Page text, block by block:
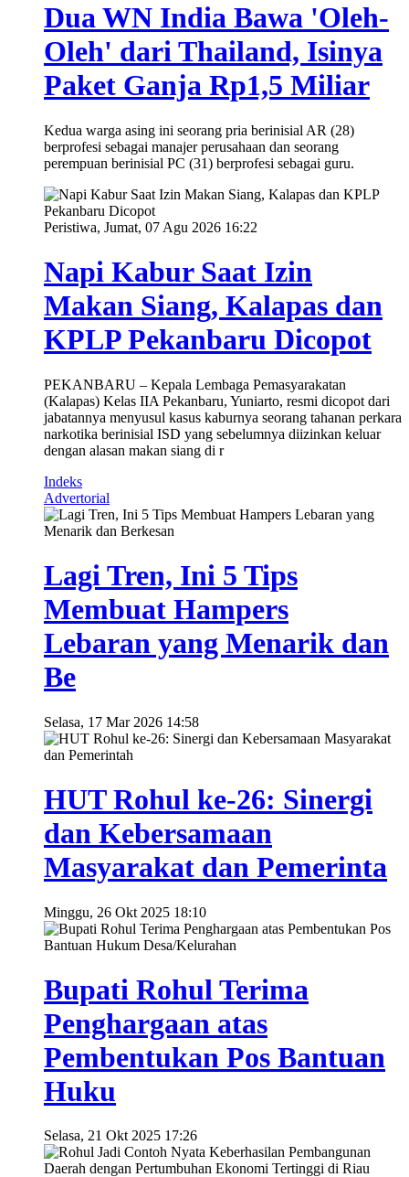
Dua WN India Bawa 'Oleh-
Oleh' dari Thailand, Isinya
Paket Ganja Rp1,5 Miliar
Kedua warga asing ini seorang pria berinisial AR (28)
berprofesi sebagai manajer perusahaan dan seorang
perempuan berinisial PC (31) berprofesi sebagai guru.
Peristiwa, Jumat, 07 Agu 2026 16:22
Napi Kabur Saat Izin
Makan Siang, Kalapas dan
KPLP Pekanbaru Dicopot
PEKANBARU – Kepala Lembaga Pemasyarakatan
(Kalapas) Kelas IIA Pekanbaru, Yuniarto, resmi dicopot dari
jabatannya menyusul kasus kaburnya seorang tahanan perkara
narkotika berinisial ISD yang sebelumnya diizinkan keluar
dengan alasan makan siang di r
Indeks
Advertorial
Lagi Tren, Ini 5 Tips
Membuat Hampers
Lebaran yang Menarik dan
Be
Selasa, 17 Mar 2026 14:58
HUT Rohul ke-26: Sinergi
dan Kebersamaan
Masyarakat dan Pemerinta
Minggu, 26 Okt 2025 18:10
Bupati Rohul Terima
Penghargaan atas
Pembentukan Pos Bantuan
Huku
Selasa, 21 Okt 2025 17:26